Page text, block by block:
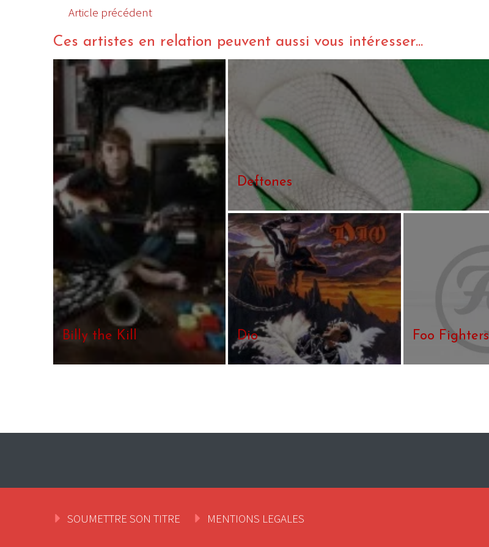
Article précédent
Ces artistes en relation peuvent aussi vous intéresser...
Billy the Kill
Deftones
Dio Foo Fighters
SOUMETTRE SON TITRE MENTIONS LEGALES